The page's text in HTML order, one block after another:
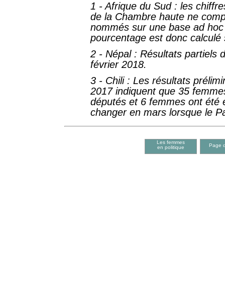
1 - Afrique du Sud : les
de la Chambre haute ne
nommés sur une base ad
pourcentage est donc
2 - Népal : Résultats partiels
février 2018.
3 - Chili : Les résultats
2017 indiquent que 35
députés et 6 femmes ont été
changer en mars lorsque le
Les femmes
en politique
Page